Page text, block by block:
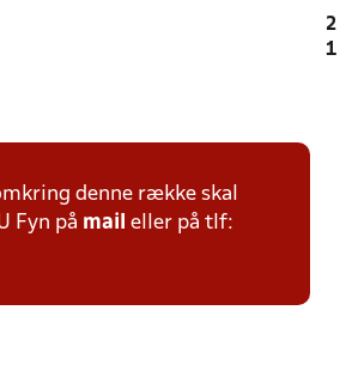
2
1
denne række skal
Fyn på mail eller på tlf: